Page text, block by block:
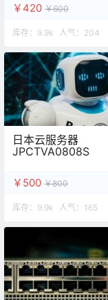
￥420 ￥600
库存： 9.9k 人气： 204
日本云服务器
JPCTVA0808S
￥500 ￥800
库存： 9.9k 人气： 165